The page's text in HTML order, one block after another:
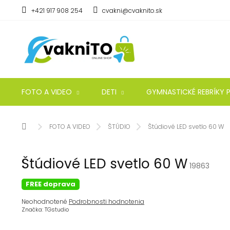
+421 917 908 254 cvakni@cvaknito.sk
FOTO A VIDEO DETI GYMNASTICKÉ REBRÍKY
DomovFOTO A VIDEO ŠTÚDIO Štúdiové LED svetlo 60 W
Štúdiové LED svetlo 60 W 19863
FREE doprava
Priemerné
hodnotenie
Neohodnotené Podrobnosti hodnotenia
Značka:TGstudio